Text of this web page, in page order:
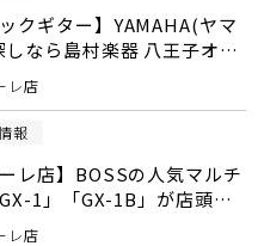
クギター】YAMAHA(ヤマ
なら島村楽器 八王子オク
レ店
報
レ店】BOSSの人気マルチ
1」「GX-1B」が店頭で
フリー在庫/展示情報】
レ店